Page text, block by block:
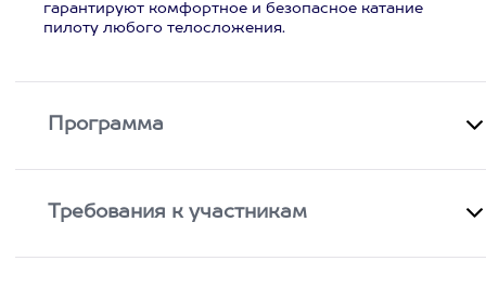
гарантируют комфортное и безопасное катание
пилоту любого телосложения.
Программа
Требования к участникам